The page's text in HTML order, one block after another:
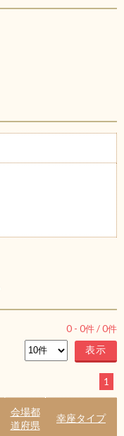
0 - 0件 /0件
1
会場都
道府県
幸座タイプ